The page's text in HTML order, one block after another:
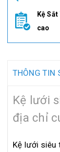
Kệ
cao
THÔNG TIN
Kệ lưới
địa chỉ
Kệ lưới siêu